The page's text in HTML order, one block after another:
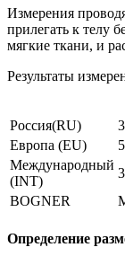
Измерения
прилегать к телу
мягкие ткани, и
Результаты
Россия(RU)
Европа (EU)
5
Международный
(INT)
BOGNER
Определение